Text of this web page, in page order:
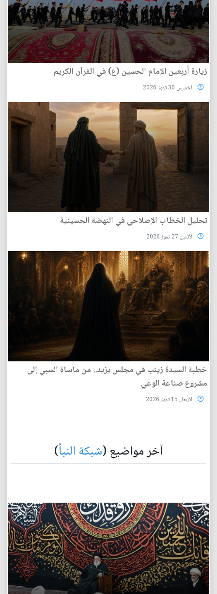
زيارة أربعين الإمام الحسين (ع) في القرآن الكريم
الخميس 30 تموز 2026
تحليل الخطاب الإصلاحي في النهضة الحسينية
الأثنين 27 تموز 2026
خطبة السيدة زينب في مجلس يزيد.. من مأساة السبي إلى
مشروع صناعة الوعي
الأربعاء 15 تموز 2026
آخر مواضيع (شبكة النبأ)